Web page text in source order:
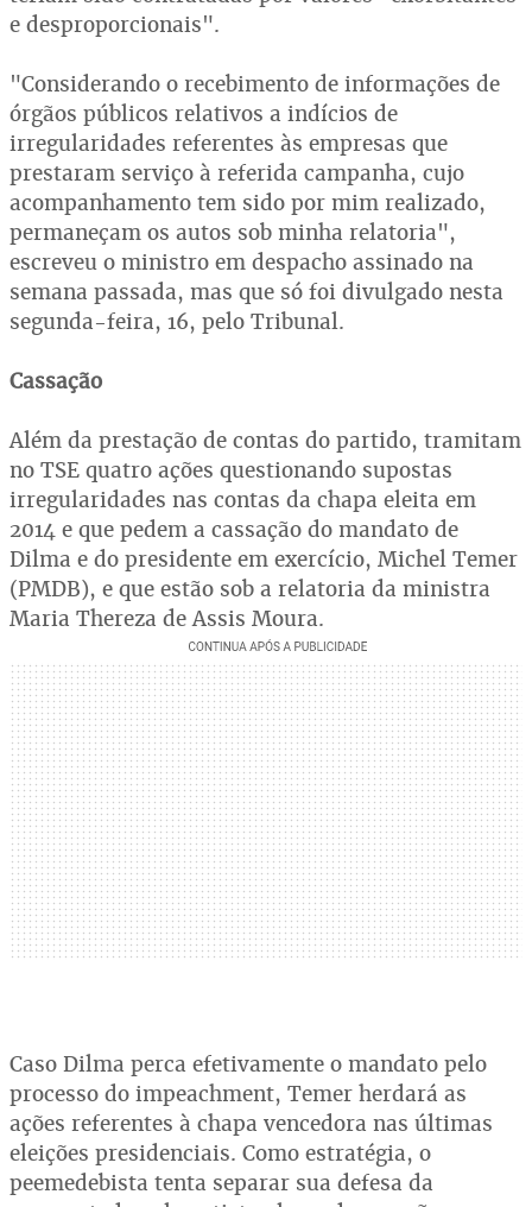
e desproporcionais".
"Considerando o recebimento de informações de
órgãos públicos relativos a indícios de
irregularidades referentes às empresas que
prestaram serviço à referida campanha, cujo
acompanhamento tem sido por mim realizado,
permaneçam os autos sob minha relatoria",
escreveu o ministro em despacho assinado na
semana passada, mas que só foi divulgado nesta
segunda-feira, 16, pelo Tribunal.
Cassação
Além da prestação de contas do partido, tramitam
no TSE quatro ações questionando supostas
irregularidades nas contas da chapa eleita em
2014 e que pedem a cassação do mandato de
Dilma e do presidente em exercício, Michel Temer
(PMDB), e que estão sob a relatoria da ministra
Maria Thereza de Assis Moura.
Caso Dilma perca efetivamente o mandato pelo
processo do impeachment, Temer herdará as
ações referentes à chapa vencedora nas últimas
eleições presidenciais. Como estratégia, o
peemedebista tenta separar sua defesa da